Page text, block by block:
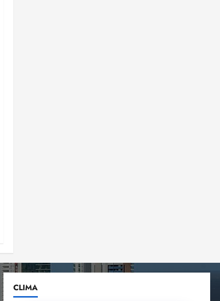
CLIMA